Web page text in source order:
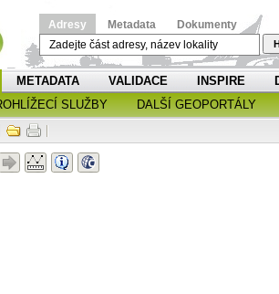
Adresy Metadata Dokumenty
METADATA VALIDACE INSPIRE
SLUŽBY DALŠÍ GEOPORTÁLY